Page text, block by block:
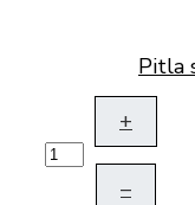
Pitla
+
–